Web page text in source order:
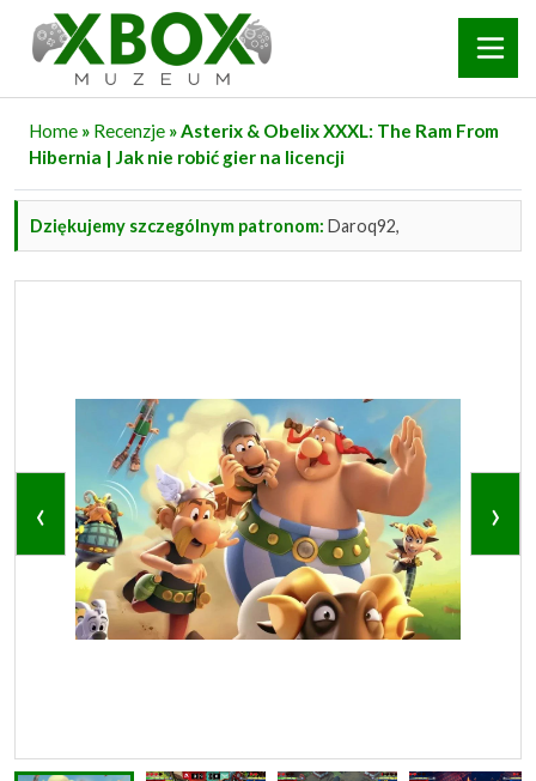
Home » Recenzje » Asterix & Obelix XXXL: The Ram From
Hibernia | Jak nie robić gier na licencji
Dziękujemy szczególnym patronom: Daroq92,
‹ ›